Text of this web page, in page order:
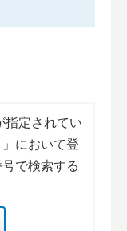
指定されてい
において登
で検索する